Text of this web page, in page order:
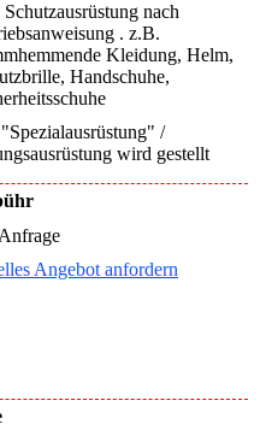
nach
. z.B.
Kleidung, Helm,
Handschuhe,
/
wird gestellt
Angebot anfordern